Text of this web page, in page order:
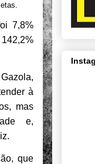
7,8%
à
mas
e,
que